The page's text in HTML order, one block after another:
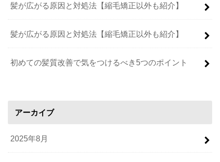
髪が広がる原因と対処法【縮毛矯正以外も紹介】
髪が広がる原因と対処法【縮毛矯正以外も紹介】
初めての髪質改善で気をつけるべき5つのポイント
アーカイブ
2025年8月